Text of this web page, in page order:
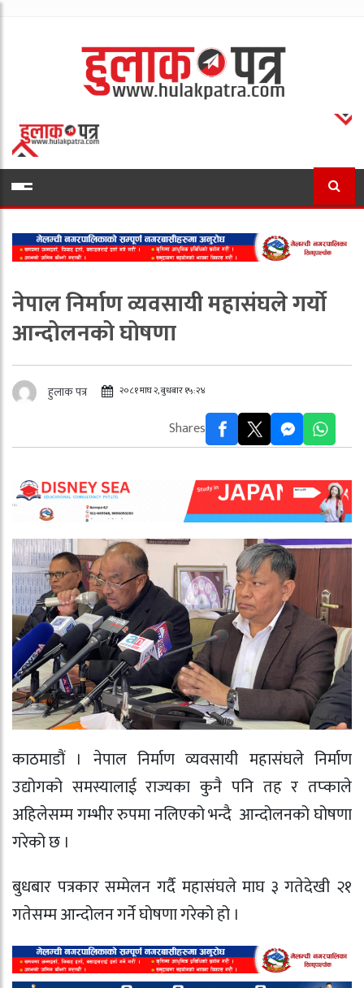
नेपाल निर्माण व्यवसायी महासंघले गर्यो
आन्दोलनको घोषणा
हुलाक पत्र २०८१ माघ २, बुधबार १५:२४
Shares
काठमाडौं । नेपाल निर्माण व्यवसायी महासंघले निर्माण
उद्योगको समस्यालाई राज्यका कुनै पनि तह र तप्काले
अहिलेसम्म गम्भीर रुपमा नलिएको भन्दै आन्दोलनको घोषणा
गरेको छ ।
बुधबार पत्रकार सम्मेलन गर्दै महासंघले माघ ३ गतेदेखी २१
गतेसम्म आन्दोलन गर्ने घोषणा गरेको हो ।